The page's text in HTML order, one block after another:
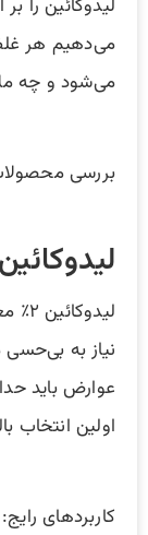
لیدوکائین را
می‌دهیم هر
می‌شود و چه
بررسی
لیدوکائین 2 درصد برای چیست؟
نیاز به
عوارض باید
اولین
کاربردهای رایج: